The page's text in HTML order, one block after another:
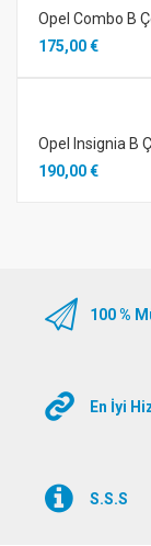
Opel Combo B
175,00 €
Opel Insignia B
190,00 €
100 %
En İyi
S.S.S